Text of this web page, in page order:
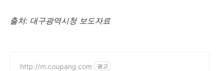
출처: 대구광역시청 보도자료
http://m.coupang.com 광고